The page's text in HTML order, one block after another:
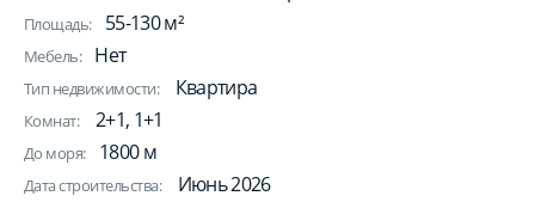
Площадь: 55-130 м²
Мебель: Нет
Тип недвижимости: Квартира
Комнат: 2+1, 1+1
До моря: 1800 м
Дата строительства: Июнь 2026